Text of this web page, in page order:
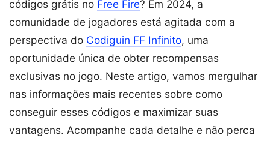
códigos grátis no Free Fire? Em 2024, a
comunidade de jogadores está agitada com a
perspectiva do Codiguin FF Infinito, uma
oportunidade única de obter recompensas
exclusivas no jogo. Neste artigo, vamos mergulhar
nas informações mais recentes sobre como
conseguir esses códigos e maximizar suas
vantagens. Acompanhe cada detalhe e não perca